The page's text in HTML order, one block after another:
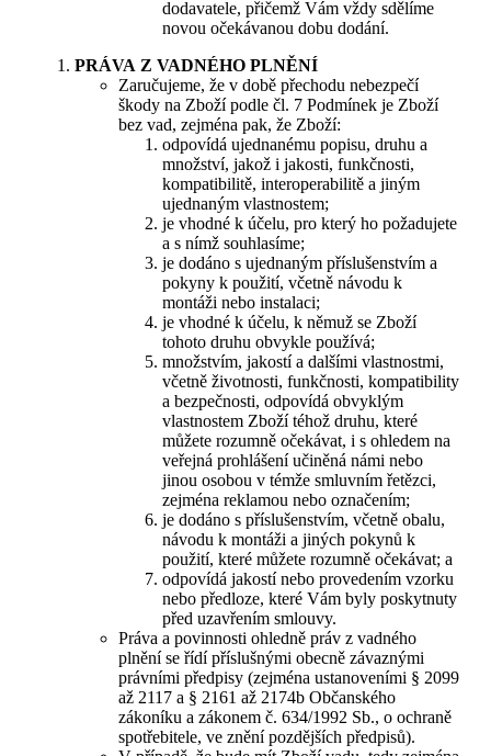
dodavatele, přičemž Vám vždy sdělíme
novou očekávanou dobu dodání.
PRÁVA Z VADNÉHO PLNĚNÍ
Zaručujeme, že v době přechodu nebezpečí
škody na Zboží podle čl. 7 Podmínek je Zboží
bez vad, zejména pak, že Zboží:
odpovídá ujednanému popisu, druhu a
množství, jakož i jakosti, funkčnosti,
kompatibilitě, interoperabilitě a jiným
ujednaným vlastnostem;
je vhodné k účelu, pro který ho požadujete
a s nímž souhlasíme;
je dodáno s ujednaným příslušenstvím a
pokyny k použití, včetně návodu k
montáži nebo instalaci;
je vhodné k účelu, k němuž se Zboží
tohoto druhu obvykle používá;
množstvím, jakostí a dalšími vlastnostmi,
včetně životnosti, funkčnosti, kompatibility
a bezpečnosti, odpovídá obvyklým
vlastnostem Zboží téhož druhu, které
můžete rozumně očekávat, i s ohledem na
veřejná prohlášení učiněná námi nebo
jinou osobou v témže smluvním řetězci,
zejména reklamou nebo označením;
je dodáno s příslušenstvím, včetně obalu,
návodu k montáži a jiných pokynů k
použití, které můžete rozumně očekávat; a
odpovídá jakostí nebo provedením vzorku
nebo předloze, které Vám byly poskytnuty
před uzavřením smlouvy.
Práva a povinnosti ohledně práv z vadného
plnění se řídí příslušnými obecně závaznými
právními předpisy (zejména ustanoveními § 2099
až 2117 a § 2161 až 2174b Občanského
zákoníku a zákonem č. 634/1992 Sb., o ochraně
spotřebitele, ve znění pozdějších předpisů).